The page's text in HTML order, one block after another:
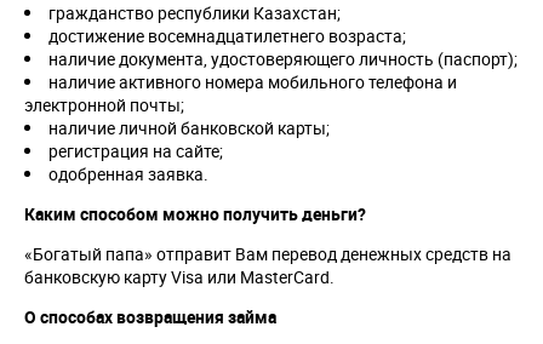
гражданство республики Казахстан;
достижение восемнадцатилетнего возраста;
наличие документа, удостоверяющего личность (паспорт);
наличие активного номера мобильного телефона и
электронной почты;
наличие личной банковской карты;
регистрация на сайте;
одобренная заявка.
Каким способом можно получить деньги?
«Богатый папа» отправит Вам перевод денежных средств на
банковскую карту Visa или MasterCard.
О способах возвращения займа